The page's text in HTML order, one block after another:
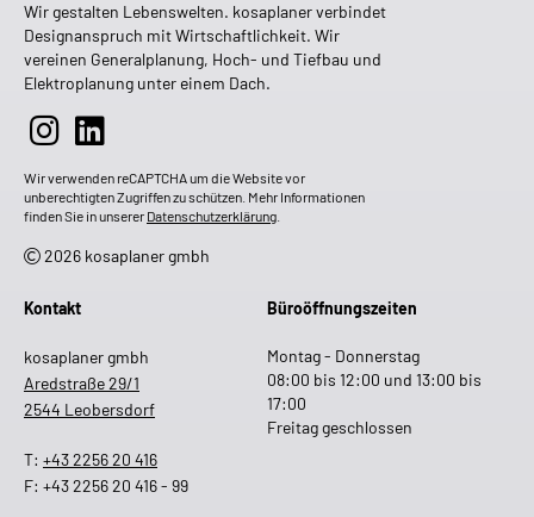
Wir gestalten Lebenswelten. kosaplaner verbindet
Designanspruch mit Wirtschaftlichkeit. Wir
vereinen Generalplanung, Hoch- und Tiefbau und
Elektroplanung unter einem Dach.
Wir verwenden reCAPTCHA um die Website vor
unberechtigten Zugriffen zu schützen. Mehr Informationen
finden Sie in unserer Datenschutzerklärung
2026 kosaplaner gmbh
Kontakt
kosaplaner gmbh
Aredstraße 29/1
2544 Leobersdorf
T: +43 2256 20 416
F: +43 2256 20 416 - 99
Büroöffnungszeiten
Montag - Donnerstag
08:00 bis 12:00 und 13:00 bis
17:00
Freitag geschlossen